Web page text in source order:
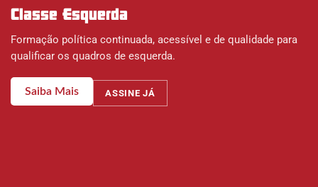
Classe Esquerda
Formação política continuada, acessível e de qualidade para
qualificar os quadros de esquerda.
Saiba Mais ASSINE JÁ